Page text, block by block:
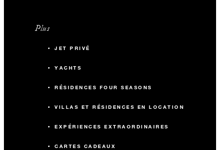
Plus
JET PRIVÉ
YACHTS
RÉSIDENCES FOUR SEASONS
VILLAS ET RÉSIDENCES EN LOCATION
EXPÉRIENCES EXTRAORDINAIRES
CARTES CADEAUX